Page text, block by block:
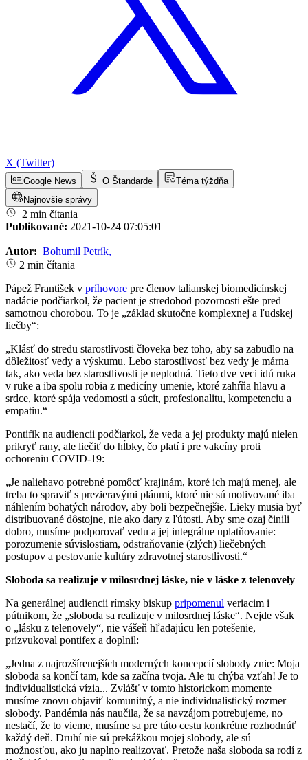
X (Twitter)
Google News O Štandarde
Téma týždňa
Najnovšie správy
2 min čítania
Publikované: 2021-10-24 07:05:01
|
Autor: Bohumil Petrík,
2 min čítania
Pápež František v príhovore pre členov talianskej biomedicínskej
nadácie podčiarkol, že pacient je stredobod pozornosti ešte pred
samotnou chorobou. To je „základ skutočne komplexnej a ľudskej
liečby“:
„Klásť do stredu starostlivosti človeka bez toho, aby sa zabudlo na
dôležitosť vedy a výskumu. Lebo starostlivosť bez vedy je márna
tak, ako veda bez starostlivosti je neplodná. Tieto dve veci idú ruka
v ruke a iba spolu robia z medicíny umenie, ktoré zahŕňa hlavu a
srdce, ktoré spája vedomosti a súcit, profesionalitu, kompetenciu a
empatiu.“
Pontifik na audiencii podčiarkol, že veda a jej produkty majú nielen
prikryť rany, ale liečiť do hĺbky, čo platí i pre vakcíny proti
ochoreniu COVID-19:
„Je naliehavo potrebné pomôcť krajinám, ktoré ich majú menej, ale
treba to spraviť s prezieravými plánmi, ktoré nie sú motivované iba
náhlením bohatých národov, aby boli bezpečnejšie. Lieky musia byť
distribuované dôstojne, nie ako dary z ľútosti. Aby sme ozaj činili
dobro, musíme podporovať vedu a jej integrálne uplatňovanie:
porozumenie súvislostiam, odstraňovanie (zlých) liečebných
postupov a pestovanie kultúry zdravotnej starostlivosti.“
Sloboda sa realizuje v milosrdnej láske, nie v láske z telenovely
Na generálnej audiencii rímsky biskup pripomenul veriacim i
pútnikom, že „sloboda sa realizuje v milosrdnej láske“. Nejde však
o „lásku z telenovely“, nie vášeň hľadajúcu len potešenie,
prízvukoval pontifex a doplnil:
„Jedna z najrozšírenejších moderných koncepcií slobody znie: Moja
sloboda sa končí tam, kde sa začína tvoja. Ale tu chýba vzťah! Je to
individualistická vízia... Zvlášť v tomto historickom momente
musíme znovu objaviť komunitný, a nie individualistický rozmer
slobody. Pandémia nás naučila, že sa navzájom potrebujeme, no
nestačí, že to vieme, musíme sa pre túto cestu konkrétne rozhodnúť
každý deň. Druhí nie sú prekážkou mojej slobody, ale sú
možnosťou, ako ju naplno realizovať. Pretože naša sloboda sa rodí z